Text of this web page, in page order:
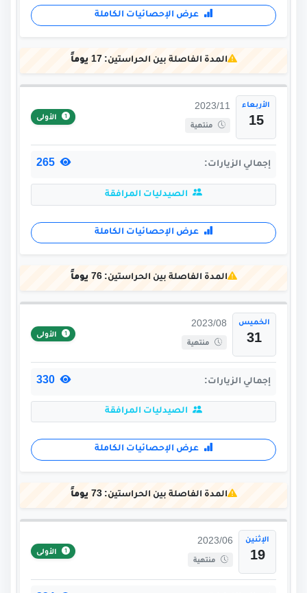
عرض الإحصائيات الكاملة
المدة الفاصلة بين الحراستين: 17 يوماً
الأربعاء
15
2023/11
منتهية
الأولى
إجمالي الزيارات:
الصيدليات المرافقة
عرض الإحصائيات الكاملة
المدة الفاصلة بين الحراستين:76 يوماً
الخميس
31
2023/08
منتهية
الأولى
إجمالي الزيارات:
الصيدليات المرافقة
عرض الإحصائيات الكاملة
المدة الفاصلة بين الحراستين:73 يوماً
الإثنين
19
2023/06
منتهية
الأولى